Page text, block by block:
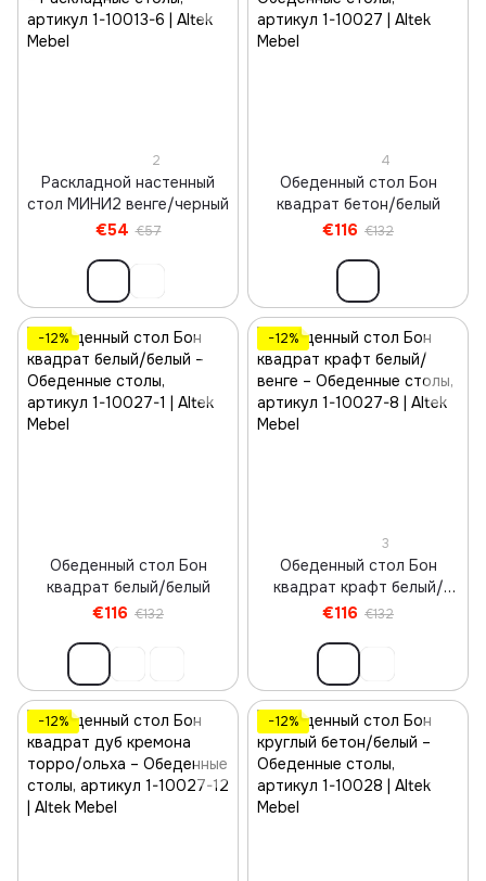
2
Раскладной настенный
стол МИНИ2 венге/черный
€54 €57
4
Обеденный стол Бон
квадрат бетон/белый
€116 €132
−12%
Обеденный стол Бон
квадрат белый/белый
€116 €132
−12%
3
Обеденный стол Бон
квадрат крафт белый/
венге
€116 €132
−12% −12%